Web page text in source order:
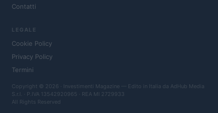
Contatti
LEGALE
Cookie Policy
Privacy Policy
Termini
Copyright © 2026 · Investimenti Magazine — Edito in Italia da AdHub Media
S.r.l. · P.IVA 13542920965 · REA MI 2729933
All Rights Reserved